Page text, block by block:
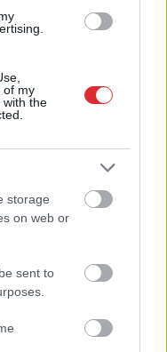
of my
with the
storage
on web or
sent to
zini par
izceļ 3
zīmes, kurām ir
uz emocionālu
Ziņot